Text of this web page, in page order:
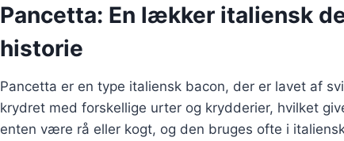
Pancetta: En lækker italiensk
historie
Pancetta er en type italiensk bacon, der er lavet af
krydret med forskellige urter og krydderier, hvilket
enten være rå eller kogt, og den bruges ofte i